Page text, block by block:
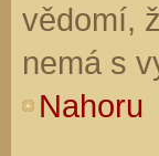
vědomí,
nemá s
Nahoru